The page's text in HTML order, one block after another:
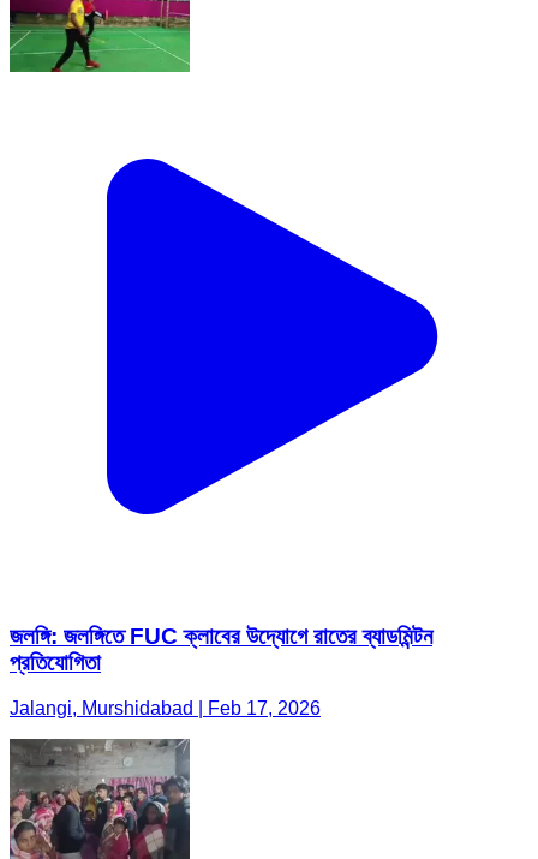
জলঙ্গি: জলঙ্গিতে FUC ক্লাবের উদ্যোগে রাতের ব্যাডমিন্টন
প্রতিযোগিতা
Jalangi, Murshidabad | Feb 17, 2026